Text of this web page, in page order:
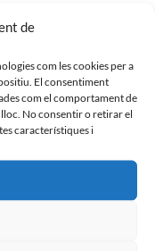
de
com les cookies per a
El consentiment
com el comportament de
No consentir o retirar el
característiques i